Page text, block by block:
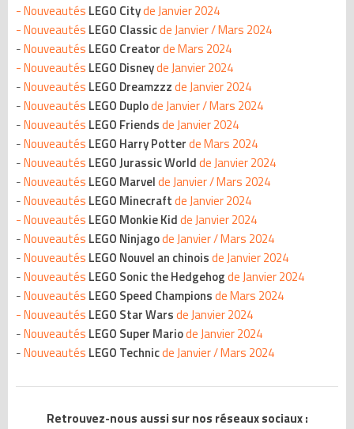
-Nouveautés LEGO Cityde Janvier 2024
-Nouveautés LEGO Classicde Janvier / Mars 2024
-Nouveautés LEGO Creatorde Mars 2024
-Nouveautés LEGO Disneyde Janvier 2024
-Nouveautés LEGO Dreamzzzde Janvier 2024
-Nouveautés LEGO Duplode Janvier / Mars 2024
-Nouveautés LEGO Friendsde Janvier 2024
-Nouveautés LEGO Harry Potterde Mars 2024
-Nouveautés LEGO Jurassic Worldde Janvier 2024
-Nouveautés LEGO Marvelde Janvier / Mars 2024
-Nouveautés LEGO Minecraftde Janvier 2024
-Nouveautés LEGO Monkie Kidde Janvier 2024
-Nouveautés LEGO Ninjagode Janvier / Mars 2024
-Nouveautés LEGO Nouvel an chinoisde Janvier 2024
-Nouveautés LEGO Sonic the Hedgehogde Janvier 2024
-Nouveautés LEGO Speed Championsde Mars 2024
-Nouveautés LEGO Star Warsde Janvier 2024
-Nouveautés LEGO Super Mariode Janvier 2024
-Nouveautés LEGO Technicde Janvier / Mars 2024
Retrouvez-nous aussi sur nos réseaux sociaux :